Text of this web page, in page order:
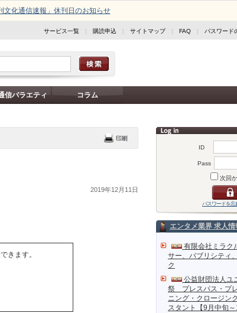
文化通信速報」休刊日のお知らせ
サービス一覧 | 購読申込 | サイトマップ| FAQ | パスワード
信バラエティ コラム
ID
Pass
次回
パスワードを忘
エンタメ業界 求人
有限会社ミラク
サー、パブリシティ
ク
公益財団法人ユ
祭 プレスパス・プ
ニング・クロージン
スタント【9月中旬～
2019年12月11日
きます。